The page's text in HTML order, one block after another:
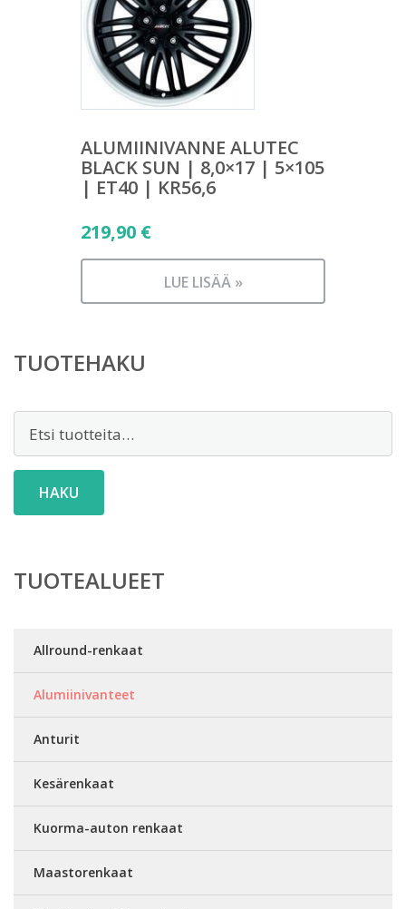
ALUMIINIVANNE ALUTEC
BLACK SUN | 8,0×17 | 5×105
| ET40 | KR56,6
219,90 €
LUE LISÄÄ »
TUOTEHAKU
HAKU
TUOTEALUEET
Allround-renkaat
Alumiinivanteet
Anturit
Kesärenkaat
Kuorma-auton renkaat
Maastorenkaat